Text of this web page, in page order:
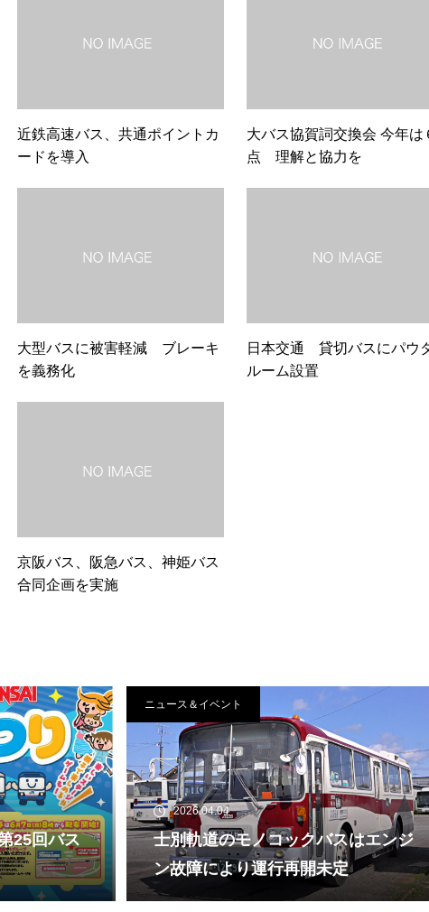
近鉄高速バス、共通ポイントカ
ードを導入
大バス協賀詞交換会 今年は
点 理解と協力を
大型バスに被害軽減 ブレーキ
を義務化
日本交通 貸切バスにパウ
ルーム設置
京阪バス、阪急バス、神姫バス
合同企画を実施
25回バス
ニュース＆イベント
2026.04.04
士別軌道のモノコックバスはエンジ
ン故障により運行再開未定